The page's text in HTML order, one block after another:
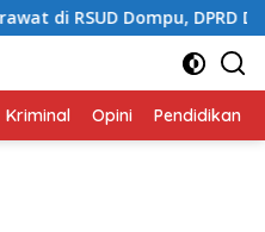
DPRD Dorong Penanganan
Kriminal Opini Pendidikan